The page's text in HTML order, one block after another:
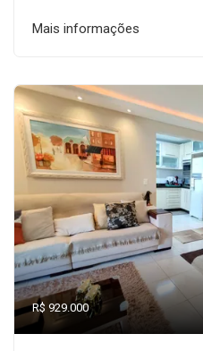
Mais informações
R$ 929.000